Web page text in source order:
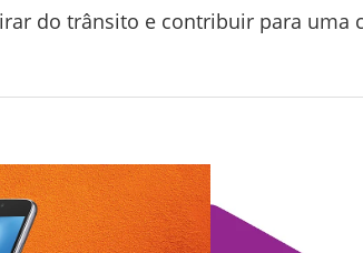
do trânsito e contribuir para uma